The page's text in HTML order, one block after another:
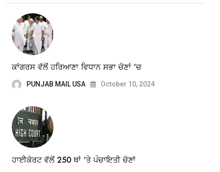
ਕਾਂਗਰਸ ਵੱਲੋਂ ਹਰਿਆਣਾ ਵਿਧਾਨ ਸਭਾ ਚੋਣਾਂ ‘ਚ
PUNJAB MAIL USA October 10, 2024
ਹਾਈਕੋਰਟ ਵੱਲੋਂ 250 ਥਾਂ ‘ਤੇ ਪੰਚਾਇਤੀ ਚੋਣਾਂ